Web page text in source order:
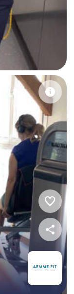
favorite
share
info